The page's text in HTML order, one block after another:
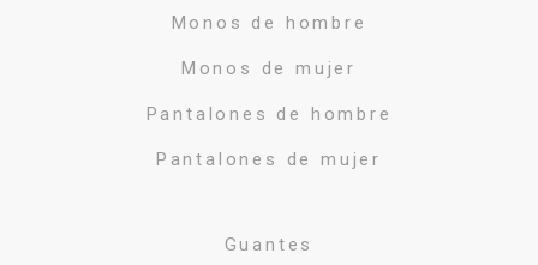
Monos de hombre
Monos de mujer
Pantalones de hombre
Pantalones de mujer
Guantes